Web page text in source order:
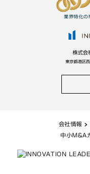
業界特化の
株式
東京都港区
会社情報
中小M&A